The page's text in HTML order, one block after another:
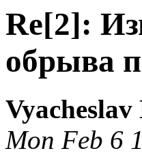
Re[2]:
обрыва
Mon Feb 6